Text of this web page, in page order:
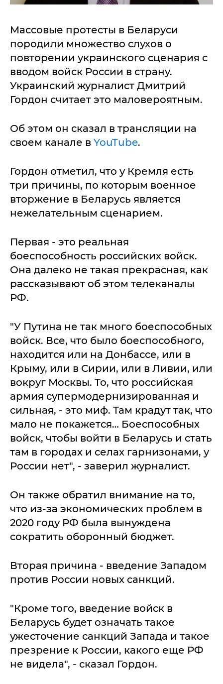
Массовые протесты в Беларуси
породили множество слухов о
повторении украинского сценария с
вводом войск России в страну.
Украинский журналист Дмитрий
Гордон считает это маловероятным.
Об этом он сказал в трансляции на
своем канале в YouTube.
Гордон отметил, что у Кремля есть
три причины, по которым военное
вторжение в Беларусь является
нежелательным сценарием.
Первая - это реальная
боеспособность российских войск.
Она далеко не такая прекрасная, как
рассказывают об этом телеканалы
РФ.
"У Путина не так много боеспособных
войск. Все, что было боеспособного,
находится или на Донбассе, или в
Крыму, или в Сирии, или в Ливии, или
вокруг Москвы. То, что российская
армия супермодернизированная и
сильная, - это миф. Там крадут так, что
мало не покажется… Боеспособных
войск, чтобы войти в Беларусь и стать
там в городах и селах гарнизонами, у
России нет", - заверил журналист.
Он также обратил внимание на то,
что из-за экономических проблем в
2020 году РФ была вынуждена
сократить оборонный бюджет.
Вторая причина - введение Западом
против России новых санкций.
"Кроме того, введение войск в
Беларусь будет означать такое
ужесточение санкций Запада и такое
презрение к России, какого еще РФ
не видела", - сказал Гордон.